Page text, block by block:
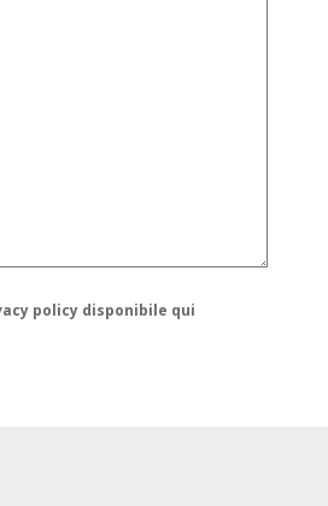
policy disponibile qui